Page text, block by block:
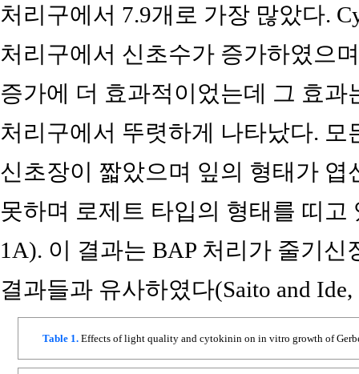
처리구에서 7.9개로 가장 많았다.
처리구에서 신초수가 증가하였으
증가에 더 효과적이었는데 그 효
처리구에서 뚜렷하게 나타났다.
신초장이 짧았으며 잎의 형태가
못하며 로제트 타입의 형태를 띠
1A). 이 결과는 BAP 처리가 줄기
결과들과 유사하였다(Saito and Ide,
Table 1.Effects of light quality and cytokinin on in vitro growth of